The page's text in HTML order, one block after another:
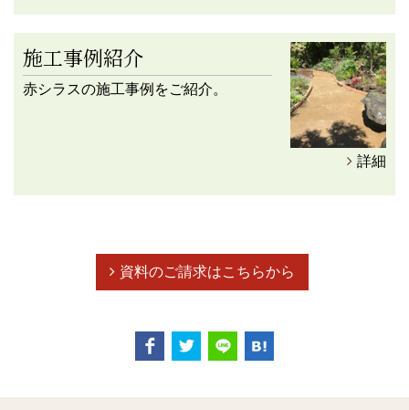
施工事例紹介
赤シラスの施工事例をご紹介。
詳細
資料のご請求はこちらから